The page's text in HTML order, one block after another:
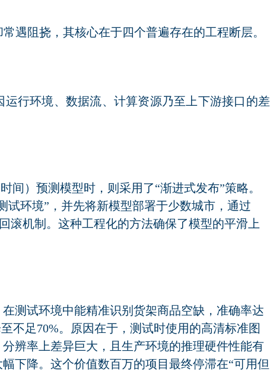
遇阻挠，其核心在于四个普遍存在的工程断层。
行环境、数据流、计算资源乃至上下游接口的差
间）预测模型时，则采用了“渐进式发布”策略。
试环境”，并先将新模型部署于少数城市，通过
滚机制。这种工程化的方法确保了模型的平滑上
测试环境中能精准识别货架商品空缺，准确率达
不足70%。原因在于，测试时使用的高清标准图
辨率上差异巨大，且生产环境的推理硬件性能有
下降。这个价值数百万的项目最终停滞在“可用但